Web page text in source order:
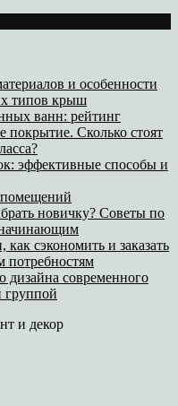
и особенности
типов крыш
ванн: рейтинг
покрытие. Сколько стоят
эффективные способы и
новичку? Советы по
начинающим
сэкономить и заказать
потребностям
дизайна современного
группой
и декор